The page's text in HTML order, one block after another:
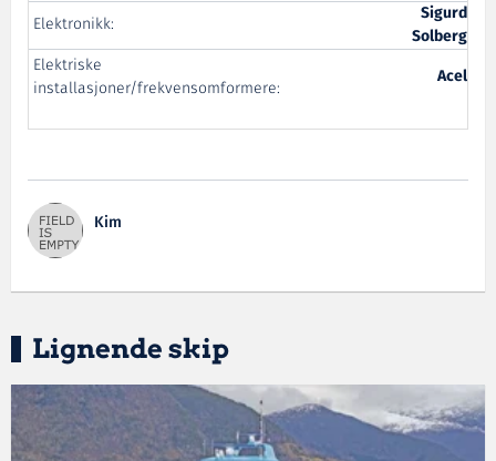
Elektronikk:
Sigurd
Solberg
Elektriske
installasjoner/frekvensomformere:
Acel
Kim
Lignende skip